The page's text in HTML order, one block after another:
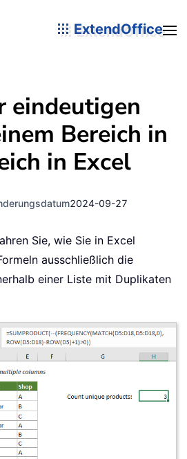
ExtendOffice
eindeutigen
Bereich in
in Excel
2024-09-27
Sie, wie Sie in Excel
ausschließlich die
einer Liste mit Duplikaten